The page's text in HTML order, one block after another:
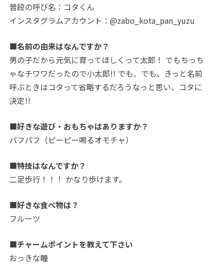
普段の呼び名：コタくん
インスタグラムアカウント：@zabo_kota_pan_yuzu
■名前の由来はなんですか？
男の子だから元気に育ってほしくって太郎！ でもちっち
ゃなチワワだったので小太郎!! でも、でも、きっと名前
呼ぶときはコタって省略するだろうなっと思い、コタに
決定!!
■好きな遊び・おもちゃはありますか？
パフパフ（ピーピー鳴るオモチャ）
■特技はなんですか？
二足歩行！！！ かなり歩けます。
■好きな食べ物は？
フルーツ
■チャームポイントを教えて下さい
おっきな瞳